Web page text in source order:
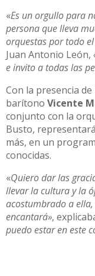
«Es un orgullo para
persona que lleva
orquestas por todo
Juan Antonio León,
e invito a todas las
Con la presencia
barítono Vicente
conjunto con la
Busto,
más, en un
conocidas.
«Quiero dar las
llevar la cultura y la
acostumbrado a ella,
encantará»,
puedo estar en este